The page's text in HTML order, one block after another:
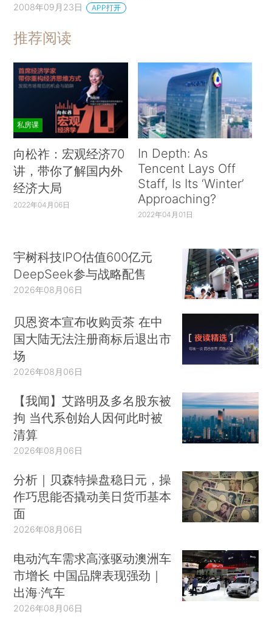
2008年09月23日 APP打开
推荐阅读
私房课
向松祚：宏观经济70
讲，带你了解国内外
经济大局
2022年04月06日
In Depth: As
Tencent Lays Off
Staff, Is Its ‘Winter’
Approaching?
2022年04月01日
宇树科技IPO估值600亿元
DeepSeek参与战略配售
2026年08月06日
贝恩资本宣布收购贡茶 在中
国大陆无法注册商标后退出市
场
2026年08月06日
【我闻】艾路明及多名股东被
拘 当代系创始人因何此时被
清算
2026年08月06日
分析｜贝森特操盘稳日元，操
作巧思能否撬动美日货币基本
面
2026年08月06日
电动汽车需求高涨驱动澳洲车
市增长 中国品牌表现强劲｜
出海·汽车
2026年08月06日